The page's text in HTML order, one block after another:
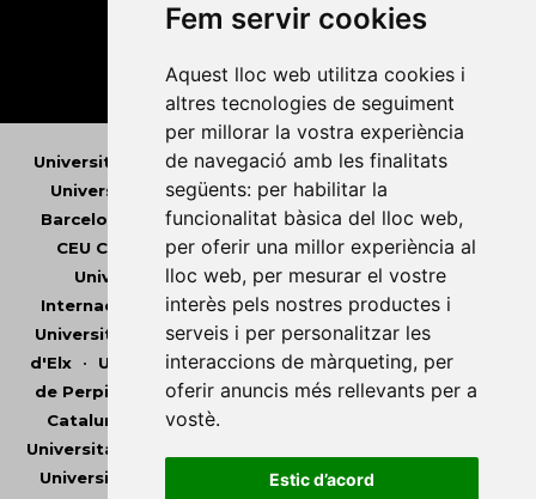
Fem servir cookies
Aquest lloc web utilitza cookies i
altres tecnologies de seguiment
per millorar la vostra experiència
de navegació amb les finalitats
següents: per habilitar la
funcionalitat bàsica del lloc web,
per oferir una millor experiència al
lloc web, per mesurar el vostre
interès pels nostres productes i
serveis i per personalitzar les
interaccions de màrqueting, per
oferir anuncis més rellevants per a
vostè.
Estic d’acord
Universitat Abat Oliba CEU•Universitat d'Alacant
Universitat d'Andorra•Universitat Autònoma de
Barcelona
Universitat de Barcelona •Universitat
CEU Cardenal Herrera•Universitat de Girona •
Universitat de les Illes Balears• Universitat
Internacional de Catalunya•Universitat Jaume I
Universitat de Lleida• Universitat Miguel Hernández
d'Elx• Universitat Oberta de Catalunya•Universitat
de Perpinyà Via Domitia•Universitat Politècnica de
Catalunya
Universitat Politècnica de València
Universitat Pompeu Fabra
Universitat Rovira i Virgili
•Universitat de Sàsser